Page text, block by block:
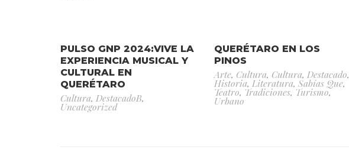
PULSO GNP 2024:VIVE LA
EXPERIENCIA MUSICAL Y
CULTURAL EN
QUERÉTARO
Cultura, DestacadoB,
Uncategorized
QUERÉTARO EN LOS
PINOS
Arte, Cultura, Cultura, Destacado,
Historia, Literatura, Sabías Que,
Teatro, Tradiciones,Turismo,
Urbano